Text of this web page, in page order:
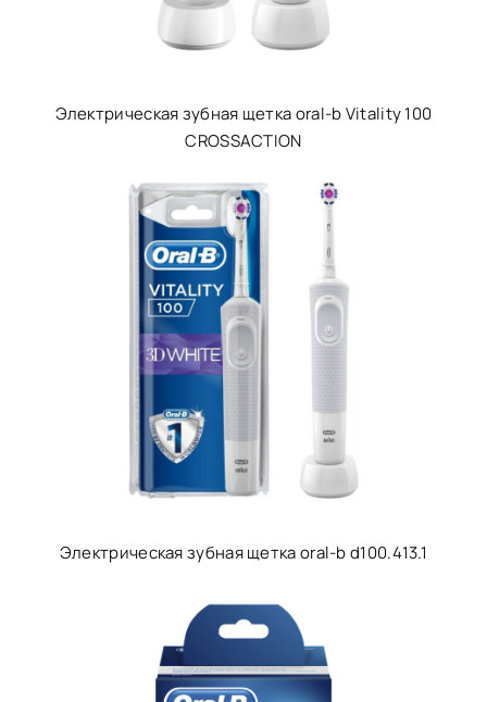
Электрическая зубная щетка oral-b Vitality 100
CROSSACTION
Электрическая зубная щетка oral-b d100.413.1